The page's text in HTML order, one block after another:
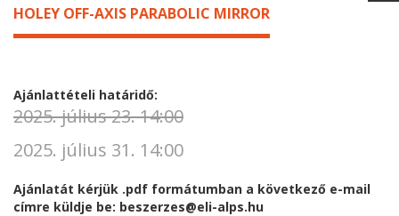
HOLEY OFF-AXIS PARABOLIC MIRROR
Ajánlattételi határidő:
2025. július 23. 14:00
2025. július 31. 14:00
Ajánlatát kérjük .pdf formátumban a következő e-mail
címre küldje be: beszerzes@eli-alps.hu